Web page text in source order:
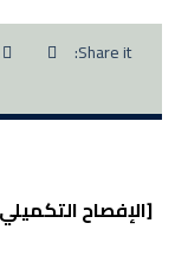
[الإفصاح